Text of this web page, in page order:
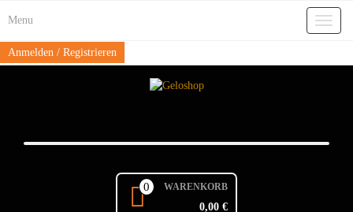
content
Toggle
Menu
Anmelden / Registrieren
0 WARENKORB
0,00 €